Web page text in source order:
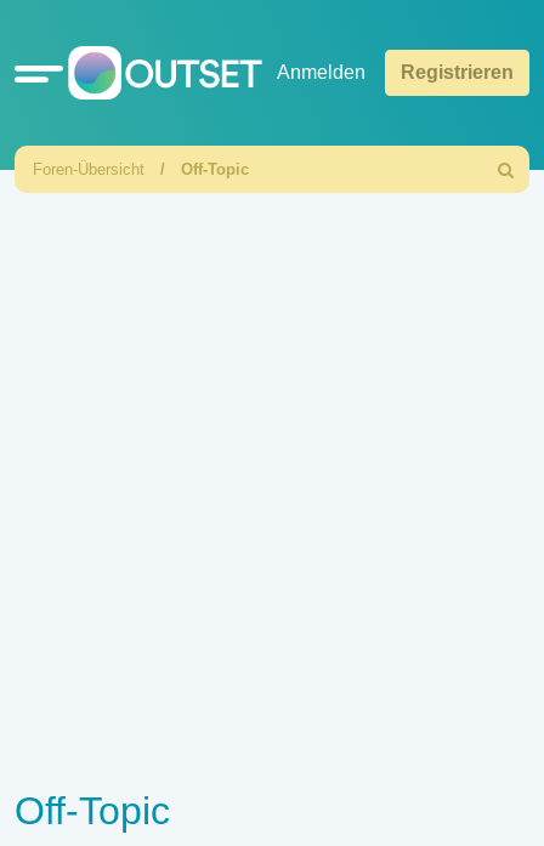
Schnellzugriff Anmelden Registrieren
Foren-Übersicht Off-Topic
Suche
Off-Topic